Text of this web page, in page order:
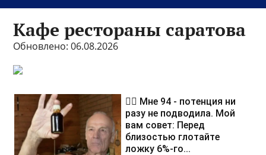
Кафе рестораны саратова
Обновлено: 06.08.2026
❤️‍🔥 Мне 94 - потенция ни
разу не подводила. Мой
вам совет: Перед
близостью глотайте
ложку 6%-го...